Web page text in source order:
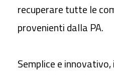
recuperare tutte le
provenienti dalla PA.
Semplice e